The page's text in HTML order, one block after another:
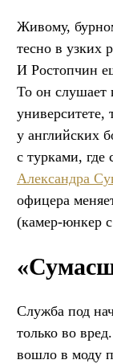
Живому,
тесно в узких
И Ростопчин
То он слушает
университете,
у английских
с турками, где
Александра
офицера
(камер-юнкер
Служба под
только во
вошло в моду